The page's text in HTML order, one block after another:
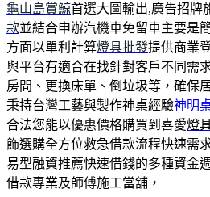
龜山島賞鯨首選大圖輸出,廣告招牌
款並結合申辦汽機車免留車主要是
方面以單利計算燈具批發提供商業
與平台有適合在找針對客戶不同需
房間、更換床單、倒垃圾等，確保
秉持台灣工藝與製作神桌經驗神明
合法您能以優惠價格購買到喜愛燈
飾選購全方位救急借款流程快速需
易型融資推薦快速借錢的多種資金
借款專業及師傅施工當舖，